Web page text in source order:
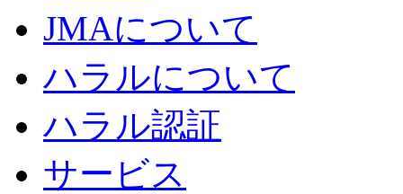
JMAについて
ハラルについて
ハラル認証
サービス